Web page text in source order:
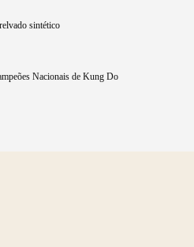
sintético
Nacionais de Kung Do